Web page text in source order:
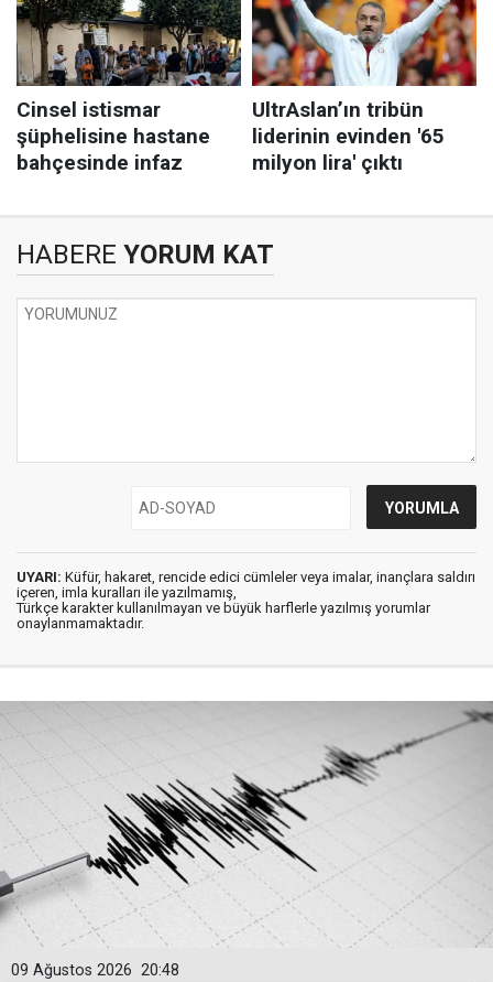
HABERE YORUM KAT
UYARI: Küfür, hakaret, rencide edici cümleler veya imalar, inançlara saldırı
içeren, imla kuralları ile yazılmamış,
Türkçe karakter kullanılmayan ve büyük harflerle yazılmış yorumlar
onaylanmamaktadır.
20:48
09 Ağustos 2026